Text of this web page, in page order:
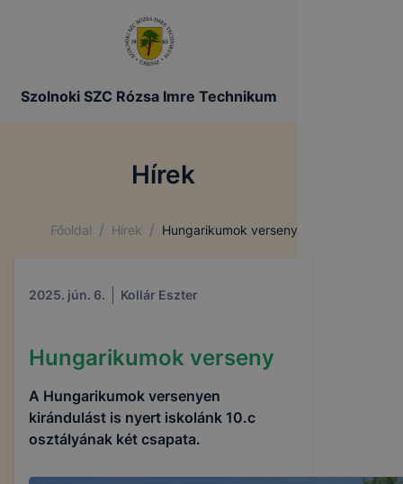
Szolnoki SZC Rózsa Imre Technikum
Hírek
Főoldal / Hírek / Hungarikumok verseny
2025. jún. 6. Kollár Eszter
Hungarikumok verseny
A Hungarikumok versenyen
kirándulást is nyert iskolánk 10.c
osztályának két csapata.